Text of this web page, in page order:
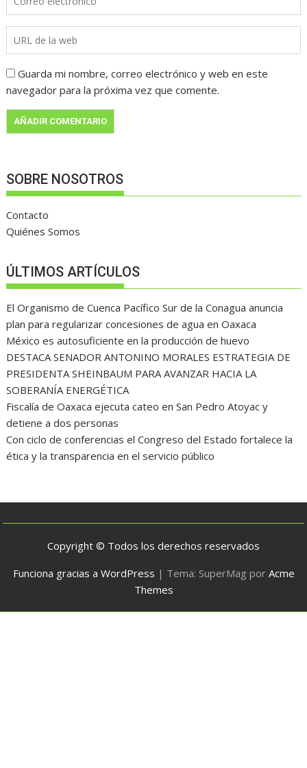
Guarda mi nombre, correo electrónico y web en este
navegador para la próxima vez que comente.
SOBRE NOSOTROS
Contacto
Quiénes Somos
ÚLTIMOS ARTÍCULOS
El Organismo de Cuenca Pacífico Sur de la Conagua anuncia
plan para regularizar concesiones de agua en Oaxaca
México es autosuficiente en la producción de huevo
DESTACA SENADOR ANTONINO MORALES ESTRATEGIA DE
PRESIDENTA SHEINBAUM PARA AVANZAR HACIA LA
SOBERANÍA ENERGÉTICA
Fiscalía de Oaxaca ejecuta cateo en San Pedro Atoyac y
detiene a dos personas
Con ciclo de conferencias el Congreso del Estado fortalece la
ética y la transparencia en el servicio público
Copyright © Todos los derechos reservados
Funciona gracias a WordPress | Tema: SuperMag por Acme
Themes